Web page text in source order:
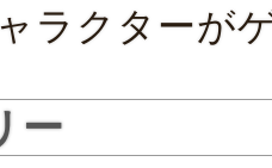
ラクターが
ー